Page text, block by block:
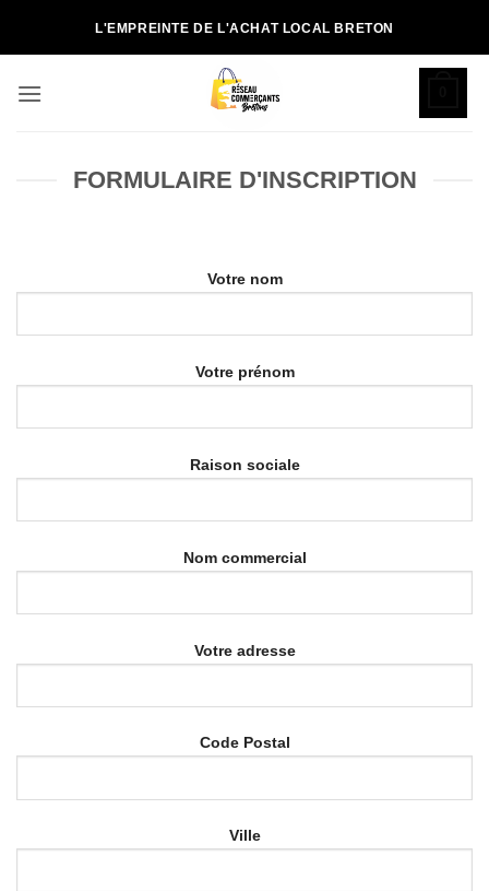
L'EMPREINTE DE L'ACHAT LOCAL BRETON
FORMULAIRE D'INSCRIPTION
Votre nom
Votre prénom
Raison sociale
Nom commercial
Votre adresse
Code Postal
Ville